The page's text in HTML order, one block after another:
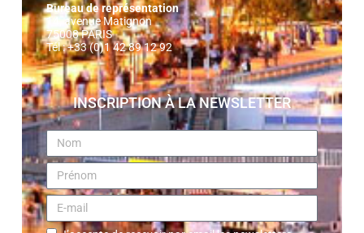
Bureau de représentation
14, avenue Matignon
75008 PARIS
Tél : +33 (0)1 42 89 12 92
INSCRIPTION À LA NEWSLETTER